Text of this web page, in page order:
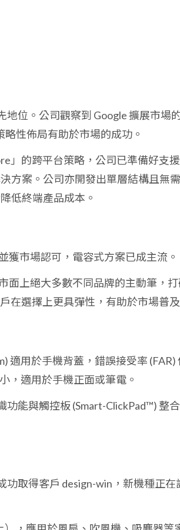
地位。公司觀察到 Google 擴展市場
性佈局有助於市場的成功。
」的跨平台策略，公司已準備好支
方案。公司亦開發出單層結構且無
低終端產品成本。
獲市場認可，電容式方案已成主流。
面上絕大多數不同品牌的主動筆，
在選擇上更具彈性，有助於市場普及
適用於手機背蓋，錯誤接受率 (FAR)
，適用於手機正面或筆電。
能與觸控板 (Smart-ClickPad™) 整合
功取得客戶 design-win，新機種正在